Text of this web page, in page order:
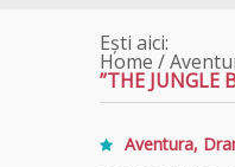
Ești aici:
Home /
”THE JUNGLE
Aventura,